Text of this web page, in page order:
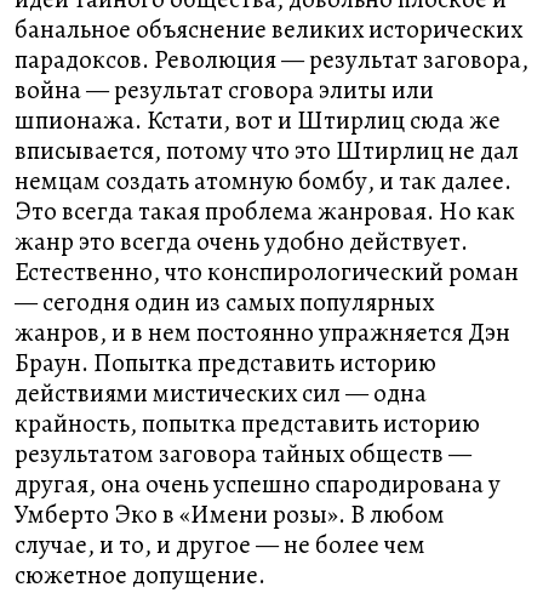
банальное объяснение великих исторических
парадоксов. Революция — результат заговора,
война — результат сговора элиты или
шпионажа. Кстати, вот и Штирлиц сюда же
вписывается, потому что это Штирлиц не дал
немцам создать атомную бомбу, и так далее.
Это всегда такая проблема жанровая. Но как
жанр это всегда очень удобно действует.
Естественно, что конспирологический роман
— сегодня один из самых популярных
жанров, и в нем постоянно упражняется Дэн
Браун. Попытка представить историю
действиями мистических сил — одна
крайность, попытка представить историю
результатом заговора тайных обществ —
другая, она очень успешно спародирована у
Умберто Эко в «Имени розы». В любом
случае, и то, и другое — не более чем
сюжетное допущение.